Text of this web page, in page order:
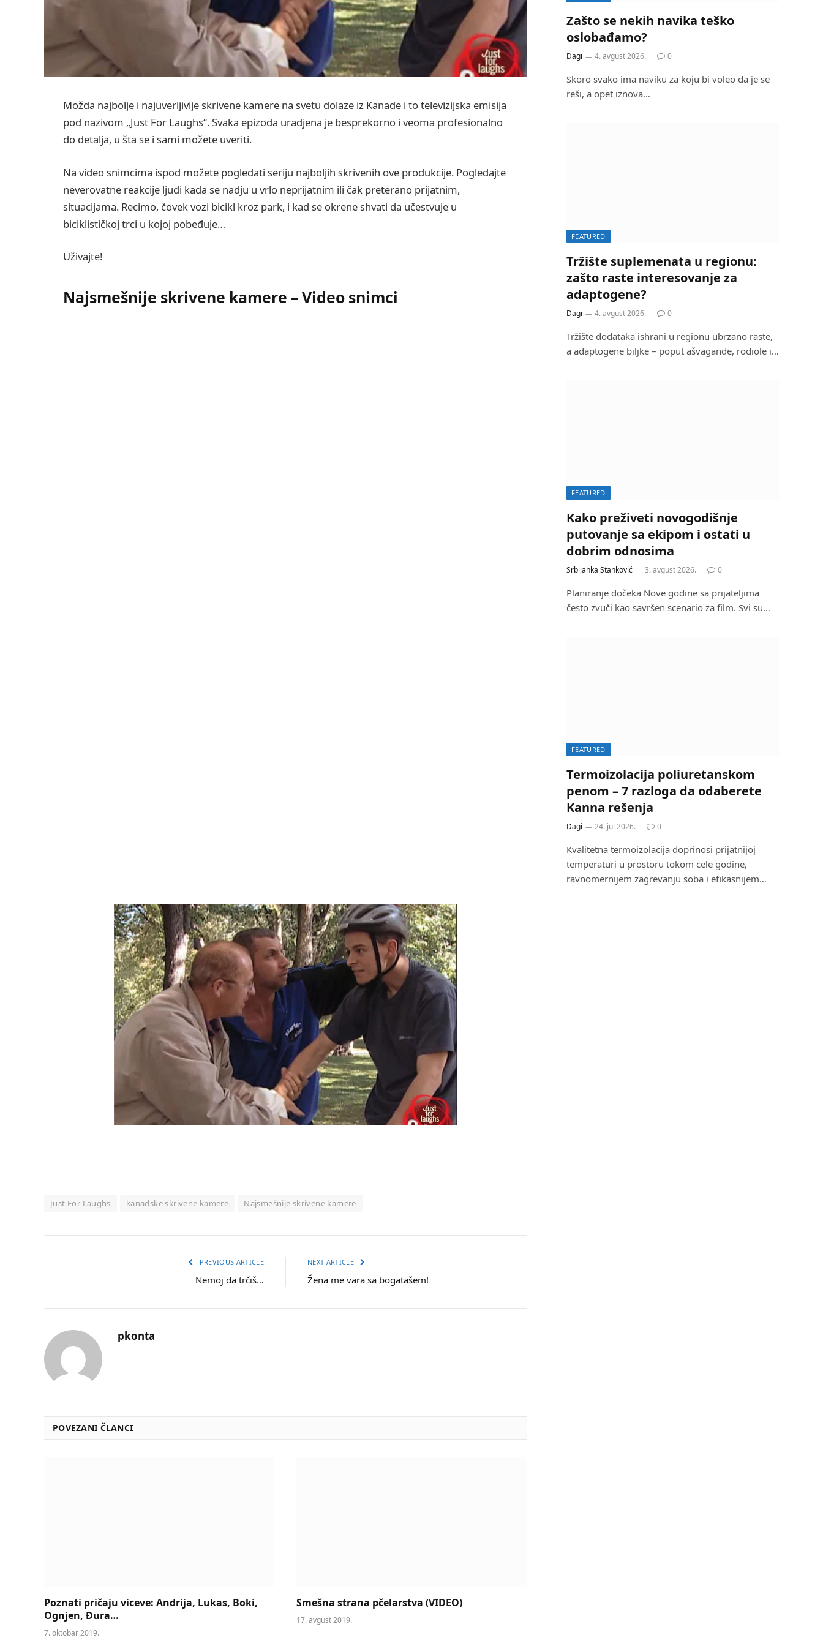
Možda najbolje i najuverljivije skrivene kamere na svetu dolaze iz Kanade i to televizijska emisija
pod nazivom „Just For Laughs“. Svaka epizoda uradjena je besprekorno i veoma profesionalno
do detalja, u šta se i sami možete uveriti.
Na video snimcima ispod možete pogledati seriju najboljih skrivenih ove produkcije. Pogledajte
neverovatne reakcije ljudi kada se nadju u vrlo neprijatnim ili čak preterano prijatnim,
situacijama. Recimo, čovek vozi bicikl kroz park, i kad se okrene shvati da učestvuje u
biciklističkoj trci u kojoj pobeđuje…
Uživajte!
Najsmešnije skrivene kamere – Video snimci
Just For Laughs kanadske skrivene kamere Najsmešnije skrivene kamere
PREVIOUS ARTICLE
Nemoj da trčiš…
NEXT ARTICLE
Žena me vara sa bogatašem!
pkonta
POVEZANI ČLANCI
Poznati pričaju viceve: Andrija, Lukas, Boki,
Ognjen, Đura…
7. oktobar 2019.
Smešna strana pčelarstva (VIDEO)
17. avgust 2019.
Zašto se nekih navika teško
oslobađamo?
Dagi 4. avgust 2026. 0
Skoro svako ima naviku za koju bi voleo da je se
reši, a opet iznova…
FEATURED
Tržište suplemenata u regionu:
zašto raste interesovanje za
adaptogene?
Dagi 4. avgust 2026. 0
Tržište dodataka ishrani u regionu ubrzano raste,
a adaptogene biljke – poput ašvagande, rodiole i…
FEATURED
Kako preživeti novogodišnje
putovanje sa ekipom i ostati u
dobrim odnosima
Srbijanka Stanković 3. avgust 2026. 0
Planiranje dočeka Nove godine sa prijateljima
često zvuči kao savršen scenario za film. Svi su…
FEATURED
Termoizolacija poliuretanskom
penom – 7 razloga da odaberete
Kanna rešenja
Dagi 24. jul 2026. 0
Kvalitetna termoizolacija doprinosi prijatnijoj
temperaturi u prostoru tokom cele godine,
ravnomernijem zagrevanju soba i efikasnijem…